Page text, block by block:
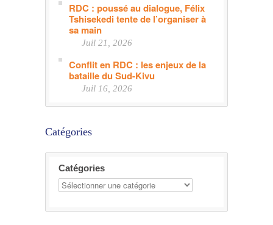
RDC : poussé au dialogue, Félix
Tshisekedi tente de l’organiser à
sa main
Juil 21, 2026
Conflit en RDC : les enjeux de la
bataille du Sud-Kivu
Juil 16, 2026
Catégories
Catégories